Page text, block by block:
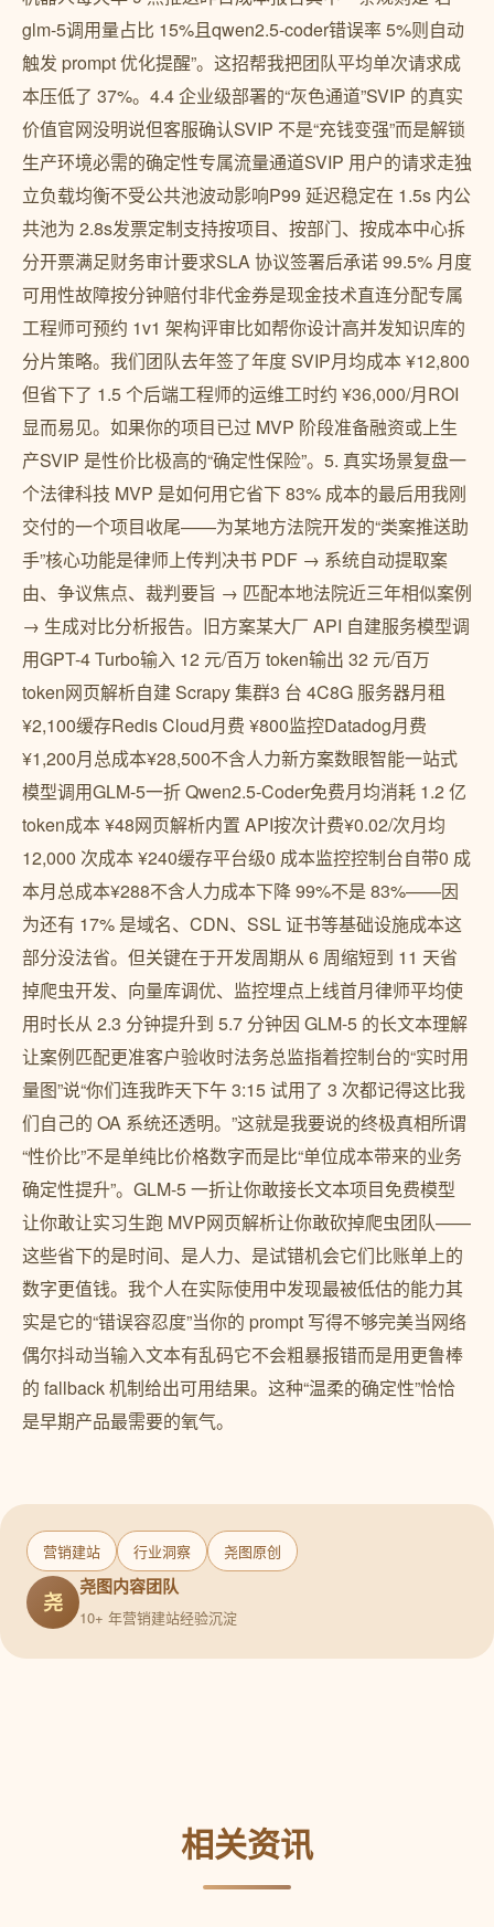
glm-5调用量占比 15%且qwen2.5-coder错误率 5%则自动
触发 prompt 优化提醒”。这招帮我把团队平均单次请求成
本压低了 37%。4.4 企业级部署的“灰色通道”SVIP 的真实
价值官网没明说但客服确认SVIP 不是“充钱变强”而是解锁
生产环境必需的确定性专属流量通道SVIP 用户的请求走独
立负载均衡不受公共池波动影响P99 延迟稳定在 1.5s 内公
共池为 2.8s发票定制支持按项目、按部门、按成本中心拆
分开票满足财务审计要求SLA 协议签署后承诺 99.5% 月度
可用性故障按分钟赔付非代金券是现金技术直连分配专属
工程师可预约 1v1 架构评审比如帮你设计高并发知识库的
分片策略。我们团队去年签了年度 SVIP月均成本 ¥12,800
但省下了 1.5 个后端工程师的运维工时约 ¥36,000/月ROI
显而易见。如果你的项目已过 MVP 阶段准备融资或上生
产SVIP 是性价比极高的“确定性保险”。5. 真实场景复盘一
个法律科技 MVP 是如何用它省下 83% 成本的最后用我刚
交付的一个项目收尾——为某地方法院开发的“类案推送助
手”核心功能是律师上传判决书 PDF → 系统自动提取案
由、争议焦点、裁判要旨 → 匹配本地法院近三年相似案例
→ 生成对比分析报告。旧方案某大厂 API 自建服务模型调
用GPT-4 Turbo输入 12 元/百万 token输出 32 元/百万
token网页解析自建 Scrapy 集群3 台 4C8G 服务器月租
¥2,100缓存Redis Cloud月费 ¥800监控Datadog月费
¥1,200月总成本¥28,500不含人力新方案数眼智能一站式
模型调用GLM-5一折 Qwen2.5-Coder免费月均消耗 1.2 亿
token成本 ¥48网页解析内置 API按次计费¥0.02/次月均
12,000 次成本 ¥240缓存平台级0 成本监控控制台自带0 成
本月总成本¥288不含人力成本下降 99%不是 83%——因
为还有 17% 是域名、CDN、SSL 证书等基础设施成本这
部分没法省。但关键在于开发周期从 6 周缩短到 11 天省
掉爬虫开发、向量库调优、监控埋点上线首月律师平均使
用时长从 2.3 分钟提升到 5.7 分钟因 GLM-5 的长文本理解
让案例匹配更准客户验收时法务总监指着控制台的“实时用
量图”说“你们连我昨天下午 3:15 试用了 3 次都记得这比我
们自己的 OA 系统还透明。”这就是我要说的终极真相所谓
“性价比”不是单纯比价格数字而是比“单位成本带来的业务
确定性提升”。GLM-5 一折让你敢接长文本项目免费模型
让你敢让实习生跑 MVP网页解析让你敢砍掉爬虫团队——
这些省下的是时间、是人力、是试错机会它们比账单上的
数字更值钱。我个人在实际使用中发现最被低估的能力其
实是它的“错误容忍度”当你的 prompt 写得不够完美当网络
偶尔抖动当输入文本有乱码它不会粗暴报错而是用更鲁棒
的 fallback 机制给出可用结果。这种“温柔的确定性”恰恰
是早期产品最需要的氧气。
营销建站 行业洞察 尧图原创
尧
尧图内容团队
10+ 年营销建站经验沉淀
相关资讯